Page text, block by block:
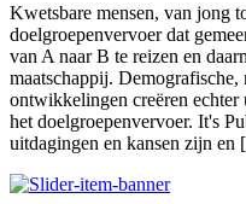
Kwetsbare mensen, van jong
doelgroepenvervoer dat
van A naar B te reizen en
maatschappij.
ontwikkelingen creëren
het doelgroepenvervoer. It's
uitdagingen en kansen zijn